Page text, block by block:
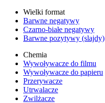
Wielki format
Barwne negatywy
Czarno-białe negatywy
Barwne pozytywy (slajdy)
Chemia
Wywoływacze do filmu
Wywoływacze do papieru
Przerywacze
Utrwalacze
Zwilżacze